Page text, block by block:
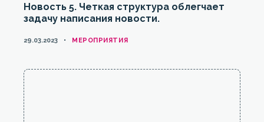
Новость 5. Четкая структура облегчает
задачу написания новости.
29.03.2023 КАТЕГОРИИ
МЕРОПРИЯТИЯ